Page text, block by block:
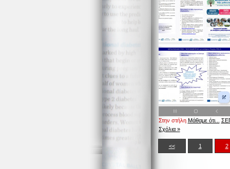
Στην στήλη Μάθαμε ότι...
Σχόλια »
<< 1 2